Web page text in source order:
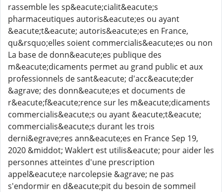
rassemble les sp&eacute;cialit&eacute;s
pharmaceutiques autoris&eacute;es ou ayant
&eacute;t&eacute; autoris&eacute;es en France,
qu&rsquo;elles soient commercialis&eacute;es ou non
La base de donn&eacute;es publique des
m&eacute;dicaments permet au grand public et aux
professionnels de sant&eacute; d'acc&eacute;der
&agrave; des donn&eacute;es et documents de
r&eacute;f&eacute;rence sur les m&eacute;dicaments
commercialis&eacute;s ou ayant &eacute;t&eacute;
commercialis&eacute;s durant les trois
derni&egrave;res ann&eacute;es en France Sep 19,
2020 &middot; Waklert est utilis&eacute; pour aider les
personnes atteintes d'une prescription
appel&eacute;e narcolepsie &agrave; ne pas
s'endormir en d&eacute;pit du besoin de sommeil